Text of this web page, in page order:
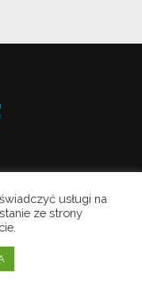
Reserved.
usługi na
ze strony